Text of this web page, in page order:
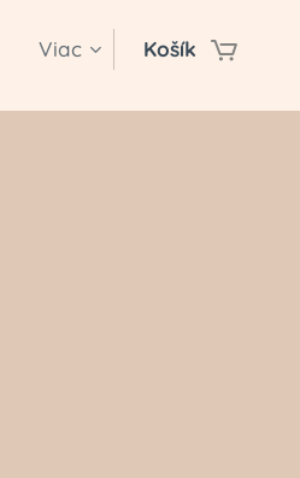
Viac Košík